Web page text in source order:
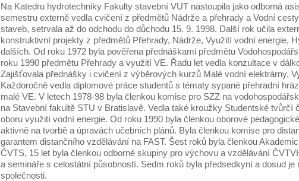
Na Katedru hydrotechniky Fakulty stavební VUT nastoupila jako odborná
semestru externě vedla cvičení z předmětů Nádrže a přehrady a Vodní
staveb, setrvala až do odchodu do důchodu 15. 9. 1998. Další rok učila
konstruktivní projekty z předmětů Přehrady, Nádrže, Využití vodní energie,
dalších. Od roku 1972 byla pověřena přednáškami předmětu
roku 1990 předmětu Přehrady a využití VE. Řadu let vedla konzultace v
Zajišťovala přednášky i cvičení z výběrových kurzů Malé vodní elektrárny,
Každoročně vedla diplomové práce studentů s tématy sypané přehradní
malé VE. V letech 1978-98 byla členkou komise pro SZZ na
na Stavební fakultě STU v Bratislavě. Vedla také kroužky Studentské
oboru využití vodní energie. Od roku 1990 byla členkou oborové
aktivně na tvorbě a úpravách učebních plánů. Byla členkou komise pro
garantem distančního vzdělávání na FAST. Šest roků byla členkou
ČVTS, 15 let byla členkou odborné skupiny pro výchovu a vzdělávání
a semináře s celostátní působností. Sedm roků byla předsedkyní a dosud
společnosti.